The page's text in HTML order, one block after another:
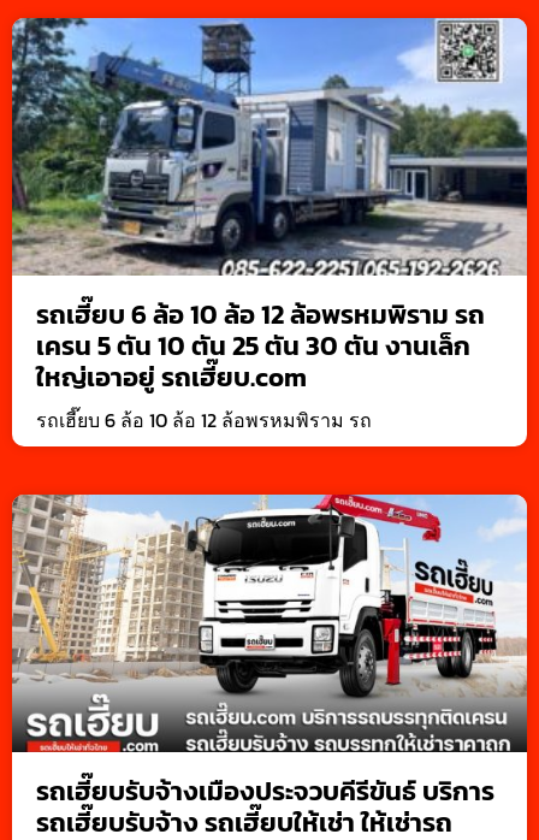
รถเฮี๊ยบ 6 ล้อ 10 ล้อ 12 ล้อพรหมพิราม รถ
เครน 5 ตัน 10 ตัน 25 ตัน 30 ตัน งานเล็ก
ใหญ่เอาอยู่ รถเฮี๊ยบ.com
รถเฮี๊ยบ 6 ล้อ 10 ล้อ 12 ล้อพรหมพิราม รถ
รถเฮี๊ยบรับจ้างเมืองประจวบคีรีขันธ์ บริการ
รถเฮี๊ยบรับจ้าง รถเฮี๊ยบให้เช่า ให้เช่ารถ